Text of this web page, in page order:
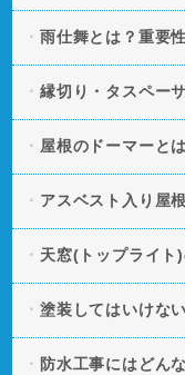
雨仕舞とは？重要
縁切り・タスペー
屋根のドーマーと
アスベスト入り屋
天窓(トップライト
塗装してはいけな
防水工事にはどん